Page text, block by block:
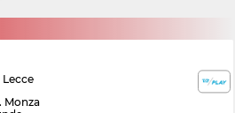
Lecce
Monza